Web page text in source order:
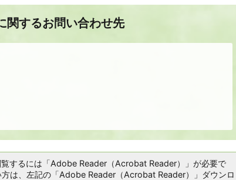
関するお問い合わせ先
覧するには「Adobe Reader（Acrobat Reader）」が必要で
方は、左記の「Adobe Reader（Acrobat Reader）」ダウンロ